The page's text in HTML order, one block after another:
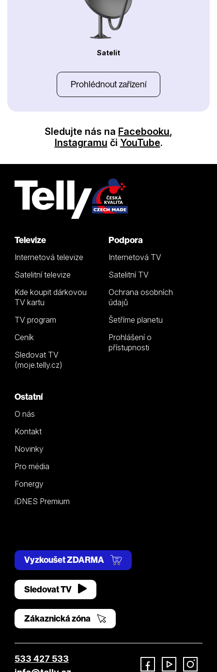
Satelit
Prohlédnout zařízení
Sledujte nás na Facebooku,
Instagramu či YouTube.
Televize
Internetová televize
Satelitní televize
Kde koupit dárkovou
TV kartu
TV program
Ceník
Sledovat TV
(moje.telly.cz)
Podpora
Internetová TV
Satelitní TV
Ochrana osobních
údajů
Šetříme planetu
Prohlášení o
přístupnosti
Ostatní
O nás
Kontakt
Novinky
Pro média
Fonergy
iDNES Premium
Vyzkoušet ZDARMA
Sledovat TV
Zákaznická zóna
533 427 533